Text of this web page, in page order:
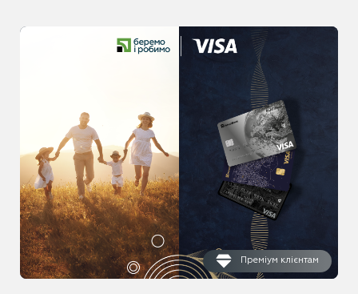
Преміум клієнтам